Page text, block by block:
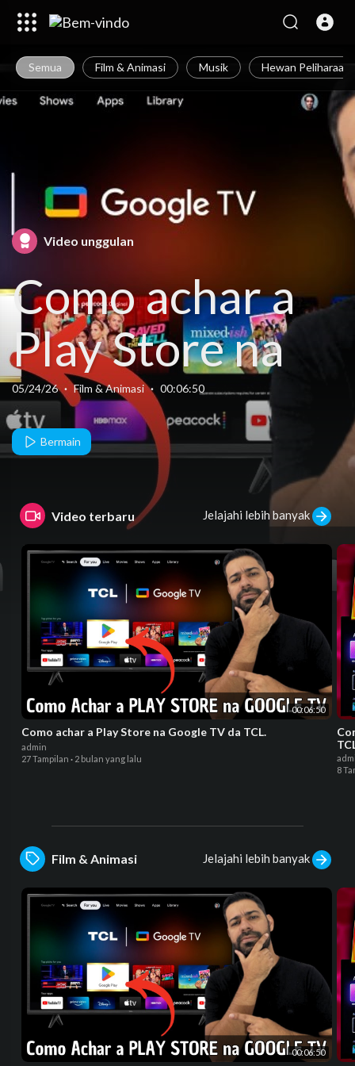
Semua Film & Animasi Musik Hewan Peliharaan
Video unggulan
Como achar a
Play Store na
Google TV da
TCL.
05/24/26 · Film & Animasi · 00:06:50
Bermain
Video terbaru Jelajahi lebih banyak
00:06:50
Como achar a Play Store na Google TV da TCL.
admin
27 Tampilan · 2 bulan yang lalu
8
Film & Animasi Jelajahi lebih banyak
00:06:50